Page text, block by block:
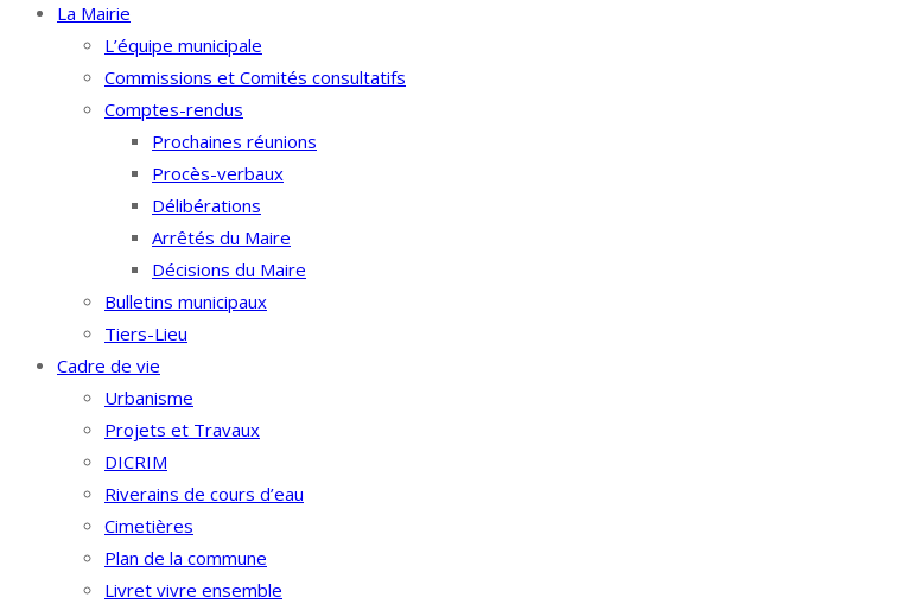
La Mairie
L’équipe municipale
Commissions et Comités consultatifs
Comptes-rendus
Prochaines réunions
Procès-verbaux
Délibérations
Arrêtés du Maire
Décisions du Maire
Bulletins municipaux
Tiers-Lieu
Cadre de vie
Urbanisme
Projets et Travaux
DICRIM
Riverains de cours d’eau
Cimetières
Plan de la commune
Livret vivre ensemble